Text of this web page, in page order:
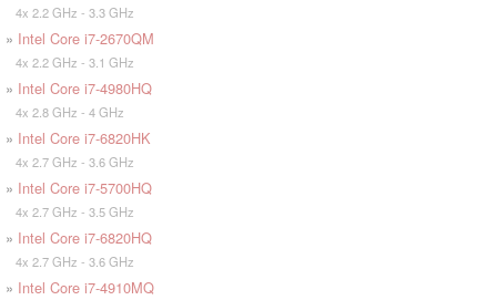
4x 2.2 GHz - 3.3 GHz
» Intel Core i7-2670QM
4x 2.2 GHz - 3.1 GHz
» Intel Core i7-4980HQ
4x 2.8 GHz - 4 GHz
» Intel Core i7-6820HK
4x 2.7 GHz - 3.6 GHz
» Intel Core i7-5700HQ
4x 2.7 GHz - 3.5 GHz
» Intel Core i7-6820HQ
4x 2.7 GHz - 3.6 GHz
» Intel Core i7-4910MQ